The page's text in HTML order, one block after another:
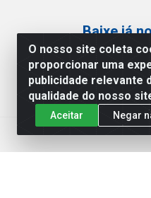
O nosso site coleta
proporcionar uma
publicidade relevante
qualidade do nosso
Aceitar Negar
Baixe já